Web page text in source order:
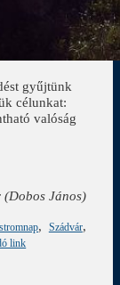
gyűjtünk
célunkat:
valóság
János)
, Szádvár,
link